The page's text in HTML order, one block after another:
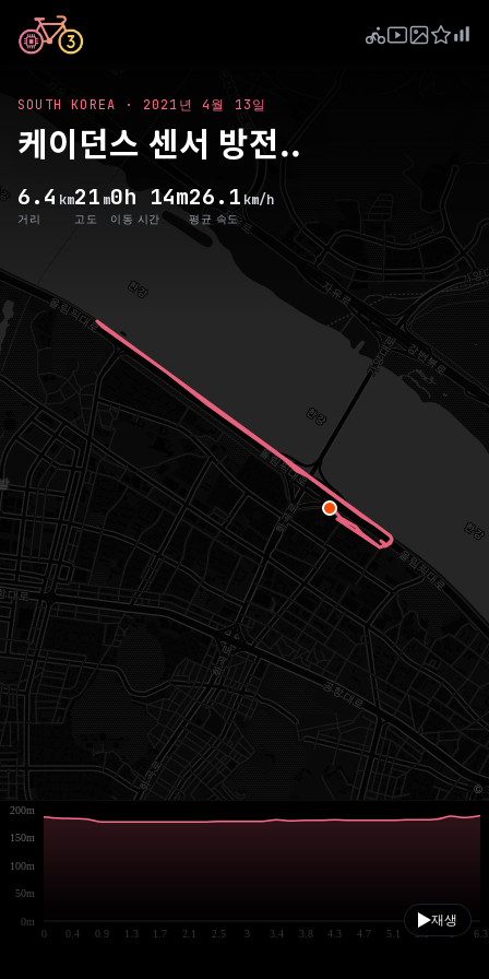
SOUTH KOREA · 2021년 4월 13일
케이던스 센서 방전..
6.4 km
거리
21 m
고도
0h 14m
이동 시간
26.1 km/h
평균 속도
재생
0 0.4 0.9 1.3 1.7 2.1 2.5 3 3.4 3.8 4.3 4.7 5.1 5.6 6 6.3
0m
50m
100m
150m
200m